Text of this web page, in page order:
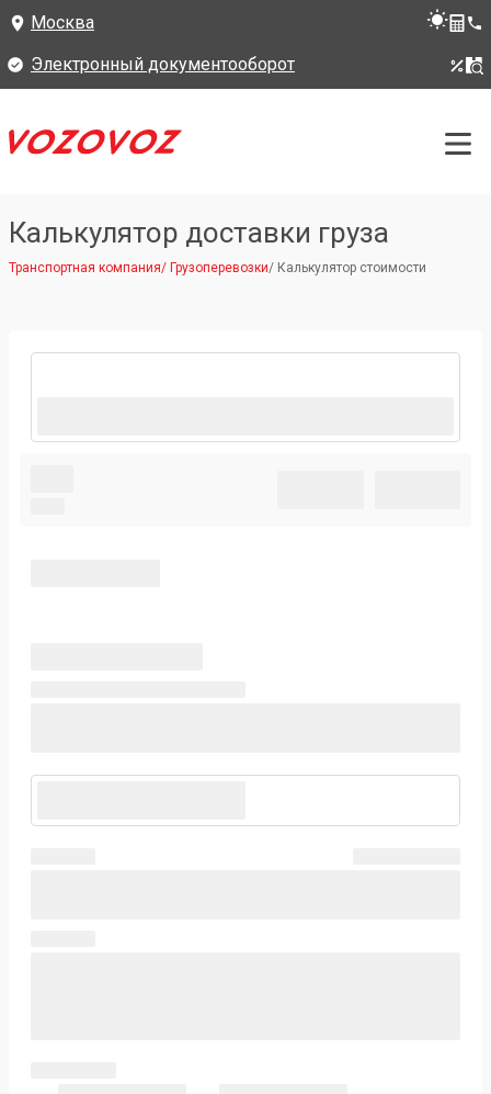
Москва
Электронный документооборот
Калькулятор доставки груза
Транспортная компания/ Грузоперевозки/ Калькулятор стоимости